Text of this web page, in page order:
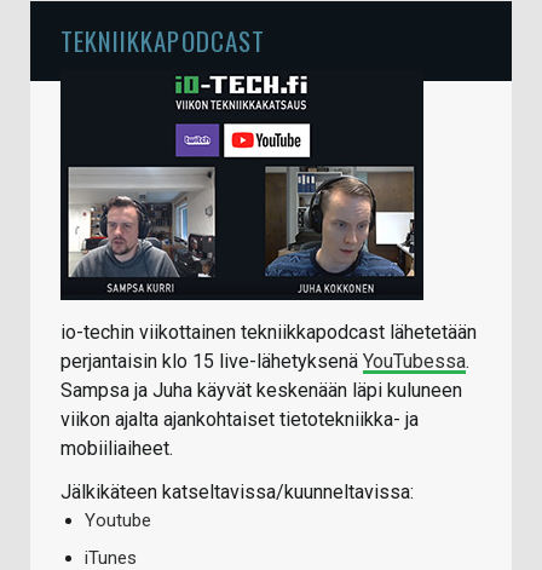
TEKNIIKKAPODCAST
io-techin viikottainen tekniikkapodcast lähetetään
perjantaisin klo 15 live-lähetyksenä YouTubessa.
Sampsa ja Juha käyvät keskenään läpi kuluneen
viikon ajalta ajankohtaiset tietotekniikka- ja
mobiiliaiheet.
Jälkikäteen katseltavissa/kuunneltavissa:
Youtube
iTunes